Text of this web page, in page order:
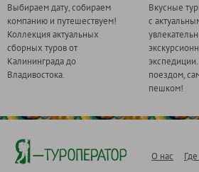
Выбираем дату, собираем
компанию и путешествуем!
Коллекция актуальных
сборных туров от
Калининграда до
Владивостока.
Вкусные
с
поездом,
пешком!
О нас